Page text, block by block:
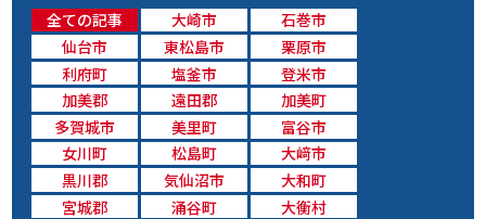
全ての記事 大崎市
石巻市
仙台市
東松島市
栗原市
利府町
塩釜市
登米市
加美郡
遠田郡
加美町
多賀城市
美里町
富谷市
女川町
松島町
大﨑市
黒川郡
気仙沼市
大和町
宮城郡
涌谷町
大衡村